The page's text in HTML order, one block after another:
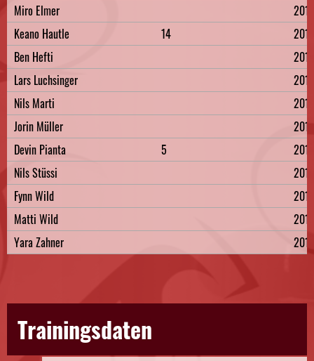
Miro Elmer
2015
Keano Hautle
14
2015
Ben Hefti
2016
Lars Luchsinger
2015
Nils Marti
2017
Jorin Müller
2016
Devin Pianta
5
2015
Nils Stüssi
2016
Fynn Wild
2016
Matti Wild
2016
Yara Zahner
2015
Trainingsdaten